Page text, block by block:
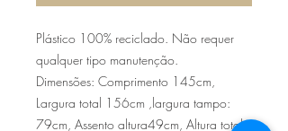
Plástico 100% reciclado. Não requer
qualquer tipo manutenção.
Dimensões: Comprimento 145cm,
Largura total 156cm ,largura tampo:
79cm, Assento altura49cm, Altura total: